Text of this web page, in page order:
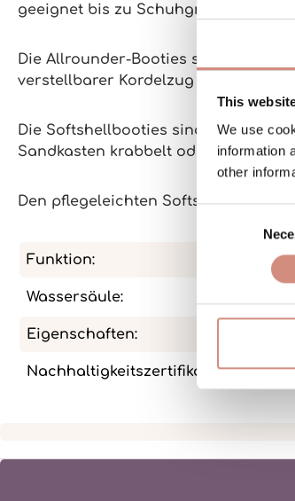
This
We use
information
other
geeignet bis zu Schuhgröße 20 oder
Die Allrounder-Booties sind
verstellbarer Kordelzug
Die Softshellbooties sind
Sandkasten krabbelt oder steht,
Den pflegeleichten Softshell kannst
Funktion:
Wassersäule:
Eigenschaften:
Nachhaltigkeitszertifikate: